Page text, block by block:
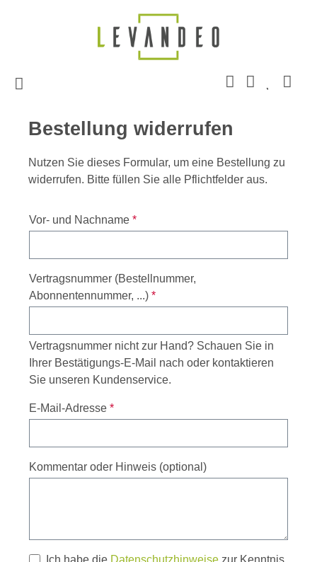
Zum Hauptinhalt springen
Bestellung widerrufen
Nutzen Sie dieses Formular, um eine Bestellung zu
widerrufen. Bitte füllen Sie alle Pflichtfelder aus.
Vor- und Nachname *
Vertragsnummer (Bestellnummer,
Abonnentennummer, ...) *
Vertragsnummer nicht zur Hand? Schauen Sie in
Ihrer Bestätigungs-E-Mail nach oder kontaktieren
Sie unseren Kundenservice.
E-Mail-Adresse *
Kommentar oder Hinweis (optional)
Ich habe die Datenschutzhinweise zur Kenntnis